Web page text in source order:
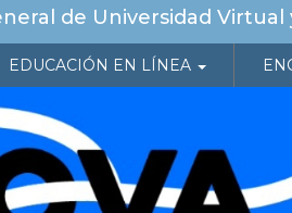
de Universidad Virtual
EDUCACIÓN EN LÍNEA